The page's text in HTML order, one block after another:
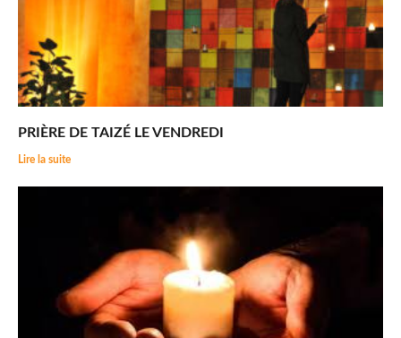
PRIÈRE DE TAIZÉ LE VENDREDI
Lire la suite